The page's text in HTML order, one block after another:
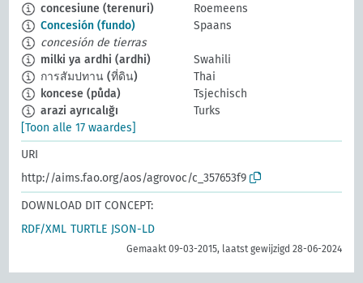
concesiune (terenuri)
Roemeens
Concesión (fundo)
Spaans
concesión de tierras
milki ya ardhi (ardhi)
Swahili
การสัมปทาน (ที่ดิน)
Thai
koncese (půda)
Tsjechisch
arazi ayrıcalığı
Turks
[Toon alle 17 waardes]
URI
http://aims.fao.org/aos/agrovoc/c_357653f9
DOWNLOAD DIT CONCEPT:
RDF/XML TURTLE JSON-LD
Gemaakt 09-03-2015, laatst gewijzigd 28-06-2024